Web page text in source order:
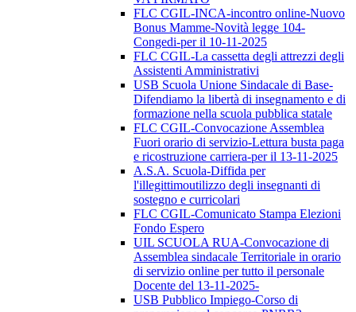
FLC CGIL-INCA-incontro online-Nuovo
Bonus Mamme-Novità legge 104-
Congedi-per il 10-11-2025
FLC CGIL-La cassetta degli attrezzi degli
Assistenti Amministrativi
USB Scuola Unione Sindacale di Base-
Difendiamo la libertà di insegnamento e di
formazione nella scuola pubblica statale
FLC CGIL-Convocazione Assemblea
Fuori orario di servizio-Lettura busta paga
e ricostruzione carriera-per il 13-11-2025
A.S.A. Scuola-Diffida per
l'illegittimoutilizzo degli insegnanti di
sostegno e curricolari
FLC CGIL-Comunicato Stampa Elezioni
Fondo Espero
UIL SCUOLA RUA-Convocazione di
Assemblea sindacale Territoriale in orario
di servizio online per tutto il personale
Docente del 13-11-2025-
USB Pubblico Impiego-Corso di